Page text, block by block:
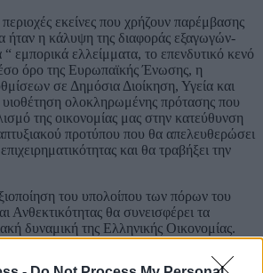
περιοχές εκείνες που χρήζουν παρέμβασης
ήταν η κάλυψη της διαφοράς εξαγωγών-
εμπορικά ελλείμματα, το επενδυτικό κενό
όρο της Ευρωπαϊκής Ένωσης, η
σε Δημόσια Διοίκηση, Υγεία και
υιοθέτηση ολοκληρωμένης πρότασης που
της οικονομίας μας στην κατεύθυνση
προτύπου που θα απελευθερώσει
επιχειρηματικότητας και θα τραβήξει την
του υπολοίπου των πόρων του
Ανθεκτικότητας θα συνεισφέρει τα
δυναμική της Ελληνικής Οικονομίας.
μέλος της Ενωσης Αμερικάνων